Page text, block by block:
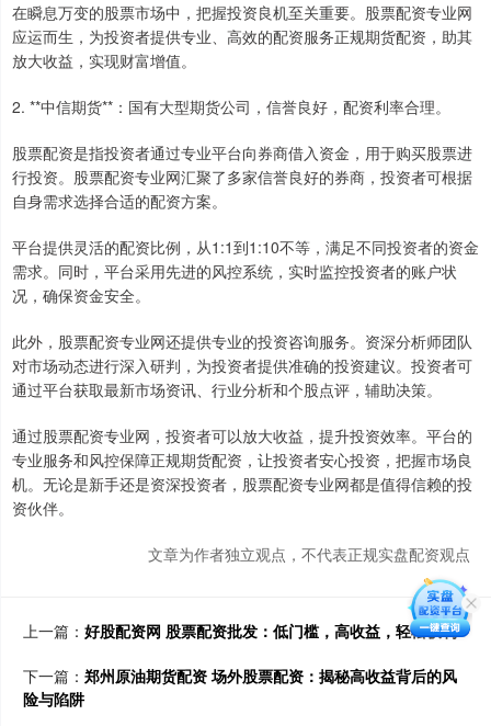
在瞬息万变的股票市场中，把握投资良机至关重要。股票配资专业网
应运而生，为投资者提供专业、高效的配资服务正规期货配资，助其
放大收益，实现财富增值。
2. **中信期货**：国有大型期货公司，信誉良好，配资利率合理。
股票配资是指投资者通过专业平台向券商借入资金，用于购买股票进
行投资。股票配资专业网汇聚了多家信誉良好的券商，投资者可根据
自身需求选择合适的配资方案。
平台提供灵活的配资比例，从1:1到1:10不等，满足不同投资者的资金
需求。同时，平台采用先进的风控系统，实时监控投资者的账户状
况，确保资金安全。
此外，股票配资专业网还提供专业的投资咨询服务。资深分析师团队
对市场动态进行深入研判，为投资者提供准确的投资建议。投资者可
通过平台获取最新市场资讯、行业分析和个股点评，辅助决策。
通过股票配资专业网，投资者可以放大收益，提升投资效率。平台的
专业服务和风控保障正规期货配资，让投资者安心投资，把握市场良
机。无论是新手还是资深投资者，股票配资专业网都是值得信赖的投
资伙伴。
文章为作者独立观点，不代表正规实盘配资观点
上一篇： 好股配资网 股票配资批发：低门槛，高收益，轻松获利
下一篇： 郑州原油期货配资 场外股票配资：揭秘高收益背后的风
险与陷阱